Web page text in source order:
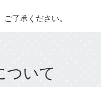
了承ください。
ついて